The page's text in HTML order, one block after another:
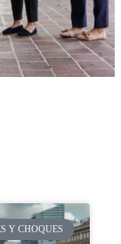
Y CHOQUES